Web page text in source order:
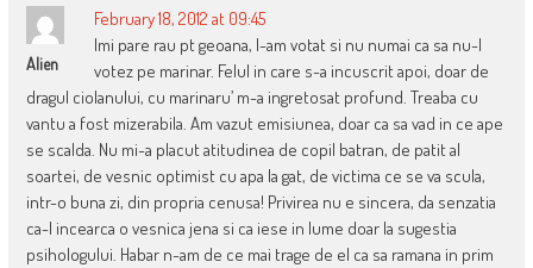
Alien
February 18, 2012 at 09:45
Imi pare rau pt geoana, l-am votat si nu numai ca sa nu-l
votez pe marinar. Felul in care s-a incuscrit apoi, doar de
dragul ciolanului, cu marinaru’ m-a ingretosat profund. Treaba cu
vantu a fost mizerabila. Am vazut emisiunea, doar ca sa vad in ce ape
se scalda. Nu mi-a placut atitudinea de copil batran, de patit al
soartei, de vesnic optimist cu apa la gat, de victima ce se va scula,
intr-o buna zi, din propria cenusa! Privirea nu e sincera, da senzatia
ca-l incearca o vesnica jena si ca iese in lume doar la sugestia
psihologului. Habar n-am de ce mai trage de el ca sa ramana in prim